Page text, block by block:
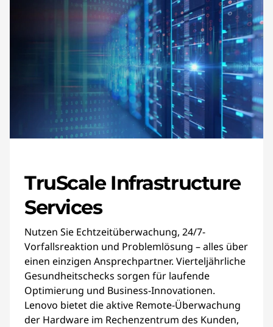
TruScale Infrastructure
Services
Nutzen Sie Echtzeitüberwachung, 24/7-
Vorfallsreaktion und Problemlösung – alles über
einen einzigen Ansprechpartner. Vierteljährliche
Gesundheitschecks sorgen für laufende
Optimierung und Business-Innovationen.
Lenovo bietet die aktive Remote-Überwachung
der Hardware im Rechenzentrum des Kunden,